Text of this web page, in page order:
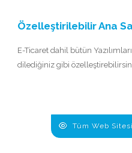
Özelleştirilebilir Ana
E-Ticaret dahil bütün
dilediğiniz gibi
Tüm Web Sitesi